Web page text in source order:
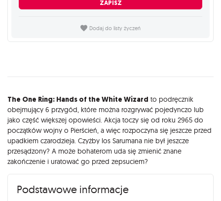
ZAPISZ
Dodaj do listy życzeń
Opis
The One Ring: Hands of the White Wizard to podręcznik
obejmujący 6 przygód, które można rozgrywać pojedynczo lub
jako część większej opowieści. Akcja toczy się od roku 2965 do
początków wojny o Pierścień, a więc rozpoczyna się jeszcze przed
upadkiem czarodzieja. Czyżby los Sarumana nie był jeszcze
przesądzony? A może bohaterom uda się zmienić znane
zakończenie i uratować go przed zepsuciem?
Podstawowe informacje